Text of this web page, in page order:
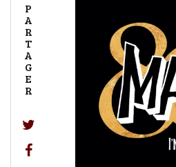
P
A
R
T
A
G
E
R